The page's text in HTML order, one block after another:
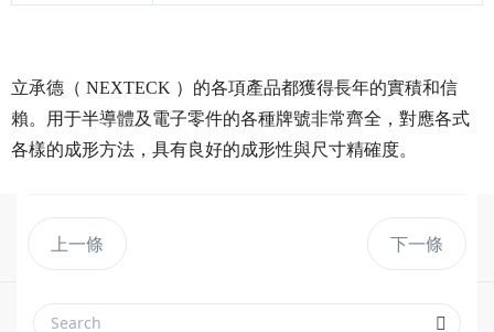
立承德（ NEXTECK ）的各項產品都獲得長年的實積和信
賴。用于半導體及電子零件的各種牌號非常齊全，對應各式
各樣的成形方法，具有良好的成形性與尺寸精確度。
上一條 下一條